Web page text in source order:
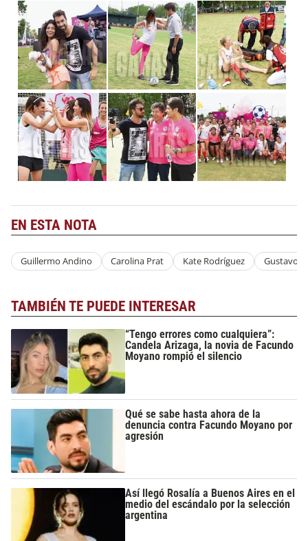
EN ESTA NOTA
Guillermo Andino Carolina Prat Kate Rodríguez Gustavo
TAMBIÉN TE PUEDE INTERESAR
“Tengo errores como cualquiera”:
Candela Arizaga, la novia de Facundo
Moyano rompió el silencio
Qué se sabe hasta ahora de la
denuncia contra Facundo Moyano por
agresión
Así llegó Rosalía a Buenos Aires en el
medio del escándalo por la selección
argentina